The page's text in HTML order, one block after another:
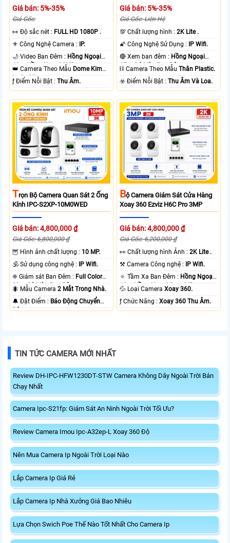
Giá bán: 5%-35%
Giá Gốc:
️👀 Độ sắc nét : FULL HD 1080P .
⚜️ Công Nghệ Camera : IP.
🌙 Video Ban Đêm : Hồng Ngoại
10m Hồng Ngoại SMD.
👑 Camera Theo Mẫu Dome Kim
loại + Nhựa.
️ƒ Điểm Nỗi Bật :Thu Âm.
Giá bán: 5%-35%
Giá Gốc: Liên Hệ
💯 Chất lượng hình :2K Lite .
🌠 Công Nghệ Sử Dụng : IP Wifi.
🔴 Xem ban đêm : Hồng Ngoại
15m Có Màu Ban Ðêm.
⛓ Camera Theo MẫuThân Plastic.
️☣️ Điểm Nỗi Bật :Thu Âm Và Loa.
TRọn Bộ Camera Quan Sát 2 Ống
Kính IPC-S2XP-10M0WED
Giá bán: 4,800,000 ₫
Giá Gốc: 6,800,000 ₫
🦉 Hình ảnh chất lượng : 10 MP.
🕉️ Sử dụng công nghệ :
IP Wifi.
❈ Giám sát Ban Đêm : Full Color
20m Có Màu Ban Ðêm.
🐜 Mẫu Camera2 Mắt Trong Nhà.
️🔔 Đặt Điểm : Báo Động Chuyển
Động.
BỘ Camera Giám Sát Cửa Hàng
Xoay 360 Ezviz H6C Pro 3MP
Giá bán: 4,800,000 ₫
Giá Gốc: 6,200,000 ₫
️👀 Chất lượng hình Ảnh :2K Lite .
⚒ Camera Công nghệ :
IP Wifi.
🔅 Tầm Xa Ban Đêm : Hồng Ngoại
10m Hồng Ngoại Smart IR.
💦 Loại CameraXoay 360.
️ƒ Chức Năng :Xoay 360 Thu Âm.
TIN TỨC CAMERA MỚI NHẤT
Review DH-IPC-HFW1230DT-STW Camera Không Dây Ngoài Trời Bán
Chạy Nhất
Camera Ipc-S21fp: Giám Sát An Ninh Ngoài Trời Tối Ưu?
Review Camera Imou Ipc-A32ep-L Xoay 360 Độ
Nên Mua Camera Ip Ngoài Trời Loại Nào
Lắp Camera Ip Giá Rẻ
Lắp Camera Ip Nhà Xưởng Giá Bao Nhiêu
Lựa Chọn Swich Poe Thế Nào Tốt Nhất Cho Camera Ip